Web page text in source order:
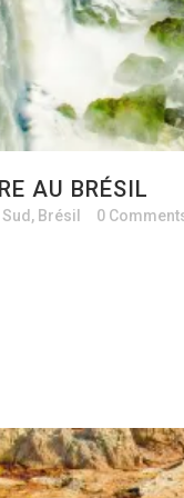
AU BRÉSIL
, Brésil 0